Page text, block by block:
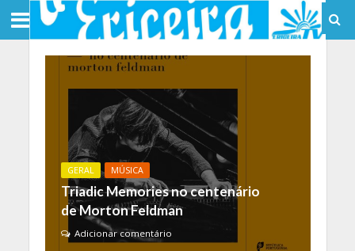
GERAL MÚSICA
Triadic Memories no centenário
de Morton Feldman
Adicionar comentário